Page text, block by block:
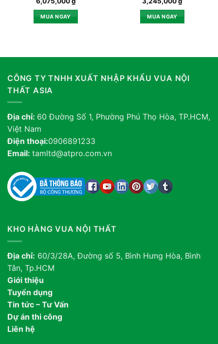
MUA NGAY MUA NGAY
CÔNG TY TNHH XUẤT NHẬP KHẨU VUA NỘI
THẤT ASIA
Địa chỉ: 60 Đường Số 1, Phường Phú Thọ Hòa, TP.HCM,
Việt Nam
Điện thoại:0906891233
Email: tamltd@atpro.com.vn
KHO HÀNG VUA NỘI THẤT
Địa chỉ: 60/3/28A, Đường số 5, Bình Hưng Hòa, Bình
Tân, Tp.HCM
Giới thiệu
Tuyển dụng
Tin tức – Tư Vấn
Dự án thi công
Liên hệ